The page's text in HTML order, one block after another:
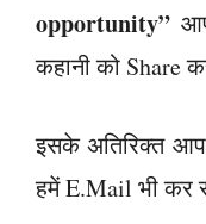
opportunity”
कहानी को Share
इसके अतिरिक्त
हमें E.Mail भी कर